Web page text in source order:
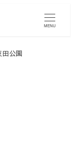
MENU
田公園